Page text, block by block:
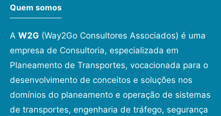
Quem somos
A W2G (Way2Go Consultores Associados) é uma
empresa de Consultoria, especializada em
Planeamento de Transportes, vocacionada para o
desenvolvimento de conceitos e soluções nos
domínios do planeamento e operação de sistemas
de transportes, engenharia de tráfego, segurança